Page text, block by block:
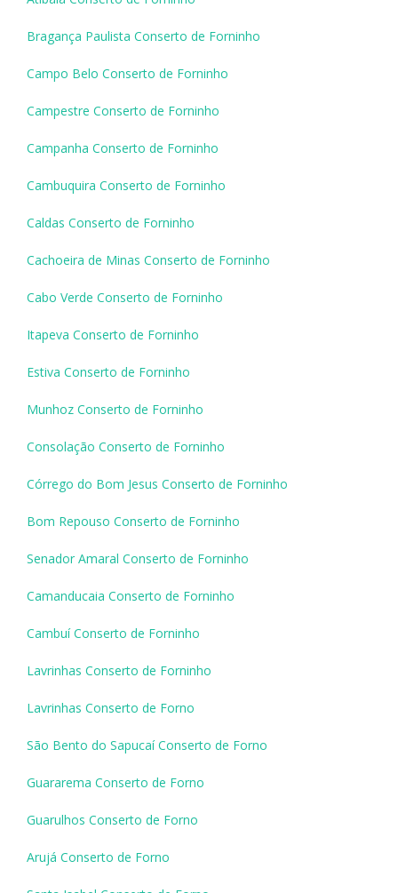
Bragança Paulista Conserto de Forninho
Campo Belo Conserto de Forninho
Campestre Conserto de Forninho
Campanha Conserto de Forninho
Cambuquira Conserto de Forninho
Caldas Conserto de Forninho
Cachoeira de Minas Conserto de Forninho
Cabo Verde Conserto de Forninho
Itapeva Conserto de Forninho
Estiva Conserto de Forninho
Munhoz Conserto de Forninho
Consolação Conserto de Forninho
Córrego do Bom Jesus Conserto de Forninho
Bom Repouso Conserto de Forninho
Senador Amaral Conserto de Forninho
Camanducaia Conserto de Forninho
Cambuí Conserto de Forninho
Lavrinhas Conserto de Forninho
Lavrinhas Conserto de Forno
São Bento do Sapucaí Conserto de Forno
Guararema Conserto de Forno
Guarulhos Conserto de Forno
Arujá Conserto de Forno